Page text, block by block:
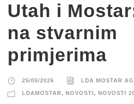
Utah i
na stvarnim
primjerima
25/05/2026 LDA MOSTAR
LDAMOSTAR, NOVOSTI, NOVOSTI